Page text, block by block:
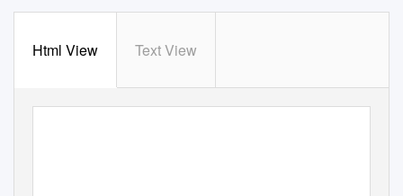
Html View Text View